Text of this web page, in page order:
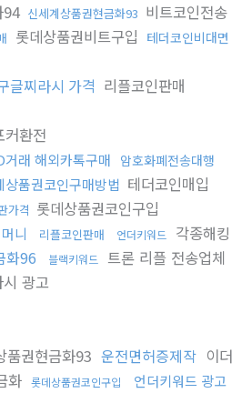
94 신세계상품권현금화93 비트코인전송
롯데상품권비트구입 테더코인비대면
글찌라시 가격 리플코인판매
커환전
거래 해외카톡구매 암호화폐전송대행
상품권코인구매방법 테더코인매입
가격 롯데상품권코인구입
니 리플코인판매 언더키워드
각종해킹
화96 블랙키워드 트론 리플 전송업체
광고
품권현금화93 운전면허증제작 이더
화 롯데상품권코인구입 언더키워드 광고